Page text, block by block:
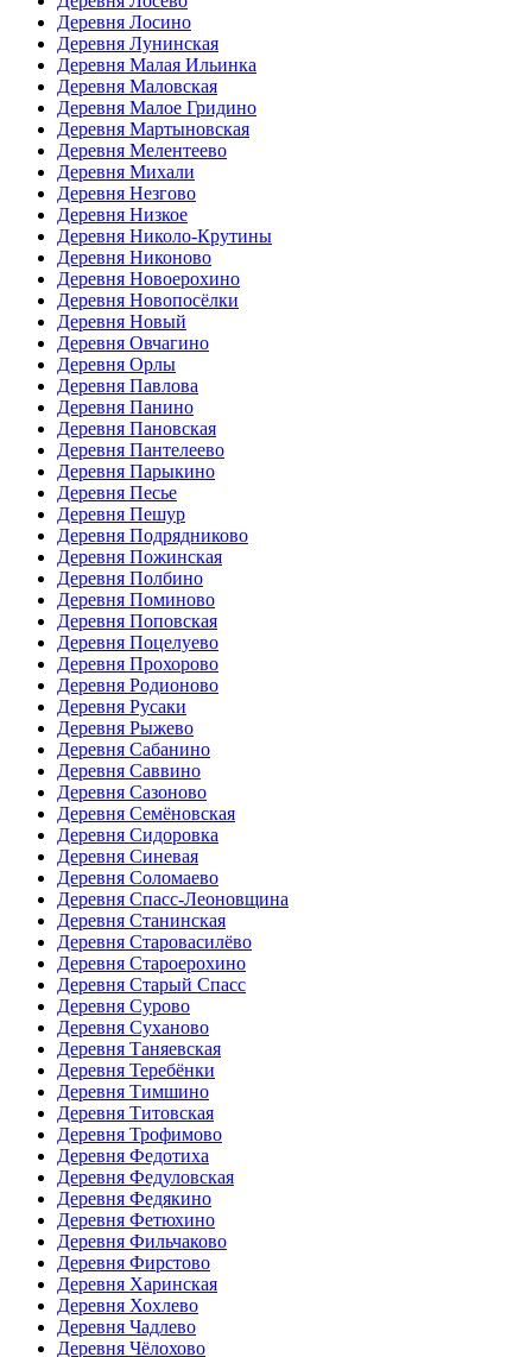
Деревня Лосино
Деревня Лунинская
Деревня Малая Ильинка
Деревня Маловская
Деревня Малое Гридино
Деревня Мартыновская
Деревня Мелентеево
Деревня Михали
Деревня Незгово
Деревня Низкое
Деревня Николо-Крутины
Деревня Никоново
Деревня Новоерохино
Деревня Новопосёлки
Деревня Новый
Деревня Овчагино
Деревня Орлы
Деревня Павлова
Деревня Панино
Деревня Пановская
Деревня Пантелеево
Деревня Парыкино
Деревня Песье
Деревня Пешур
Деревня Подрядниково
Деревня Пожинская
Деревня Полбино
Деревня Поминово
Деревня Поповская
Деревня Поцелуево
Деревня Прохорово
Деревня Родионово
Деревня Русаки
Деревня Рыжево
Деревня Сабанино
Деревня Саввино
Деревня Сазоново
Деревня Семёновская
Деревня Сидоровка
Деревня Синевая
Деревня Соломаево
Деревня Спасс-Леоновщина
Деревня Станинская
Деревня Старовасилёво
Деревня Староерохино
Деревня Старый Спасс
Деревня Сурово
Деревня Суханово
Деревня Таняевская
Деревня Теребёнки
Деревня Тимшино
Деревня Титовская
Деревня Трофимово
Деревня Федотиха
Деревня Федуловская
Деревня Федякино
Деревня Фетюхино
Деревня Фильчаково
Деревня Фирстово
Деревня Харинская
Деревня Хохлево
Деревня Чадлево
Деревня Чёлохово